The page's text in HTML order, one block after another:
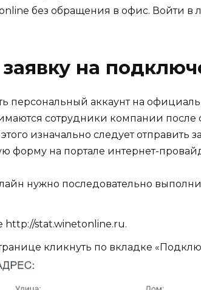
без обращения в офис. Войти в
на
персональный аккаунт на
сотрудники компании после
изначально следует отправить
форму на портале интернет-
нужно последовательно
http://stat.winetonline.ru.
кликнуть по вкладке